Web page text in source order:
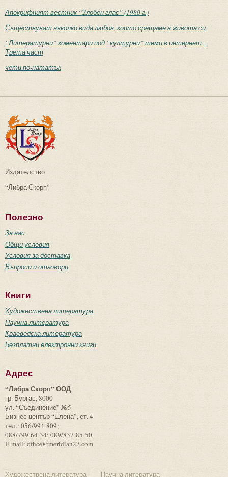
Апокрифният вестник “Злобен глас” (1980 г.)
Съществуват няколко вида любов, които срещаме в живота си
“Литературни” коментари под “културни” теми в интернет –
Трета част
чети по-нататък
Издателство
“Либра Скорп”
Полезно
За нас
Общи условия
Условия за доставка
Въпроси и отговори
Книги
Художествена литература
Научна литература
Краеведска литература
Безплатни електронни книги
Адрес
“Либра Скорп” ООД
гр. Бургас, 8000
ул. “Съединение” №5
Бизнес център “Елена”, ет. 4
тел.: 056/994-809;
088/799-64-34; 089/837-85-50
E-mail: office@meridian27.com
Художествена литература Научна литература